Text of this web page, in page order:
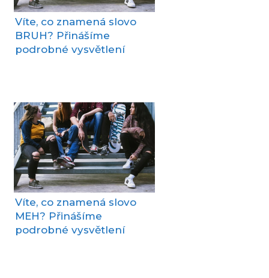
Víte, co znamená slovo
BRUH? Přinášíme
podrobné vysvětlení
Víte, co znamená slovo
MEH? Přinášíme
podrobné vysvětlení